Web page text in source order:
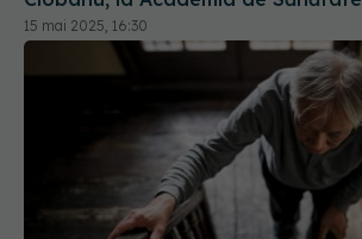
15 mai 2025, 16:30